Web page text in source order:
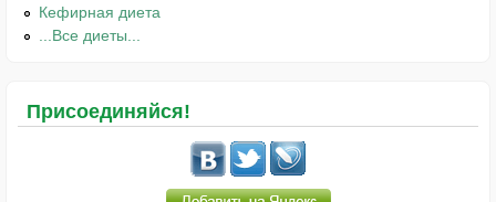
Кефирная диета
...Все диеты...
Присоединяйся!